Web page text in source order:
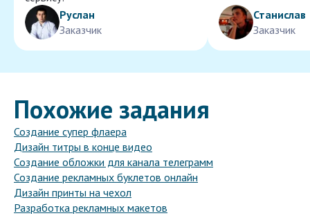
Руслан
Заказчик
Станислав
Заказчик
Похожие задания
Создание супер флаера
Дизайн титры в конце видео
Создание обложки для канала телеграмм
Создание рекламных буклетов онлайн
Дизайн принты на чехол
Разработка рекламных макетов